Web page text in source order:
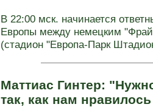
В 22:00 мск. начинается
Европы между немецким
(стадион "Европа-Парк
Маттиас Гинтер:
так, как нам